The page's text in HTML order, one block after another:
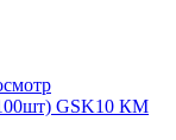
GSK10 КМ